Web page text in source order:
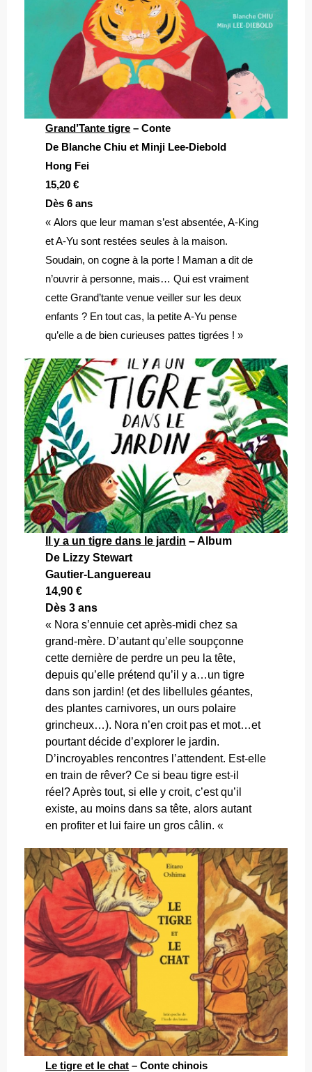
Grand’Tante tigre – Conte
De Blanche Chiu et Minji Lee-Diebold
Hong Fei
15,20 €
Dès 6 ans
« Alors que leur maman s’est absentée, A-King
et A-Yu sont restées seules à la maison.
Soudain, on cogne à la porte ! Maman a dit de
n’ouvrir à personne, mais… Qui est vraiment
cette Grand’tante venue veiller sur les deux
enfants ? En tout cas, la petite A-Yu pense
qu’elle a de bien curieuses pattes tigrées ! »
Il y a un tigre dans le jardin – Album
De Lizzy Stewart
Gautier-Languereau
14,90 €
Dès 3 ans
« Nora s’ennuie cet après-midi chez sa
grand-mère. D’autant qu’elle soupçonne
cette dernière de perdre un peu la tête,
depuis qu’elle prétend qu’il y a…un tigre
dans son jardin! (et des libellules géantes,
des plantes carnivores, un ours polaire
grincheux…). Nora n’en croit pas et mot…et
pourtant décide d’explorer le jardin.
D’incroyables rencontres l’attendent. Est-elle
en train de rêver? Ce si beau tigre est-il
réel? Après tout, si elle y croit, c’est qu’il
existe, au moins dans sa tête, alors autant
en profiter et lui faire un gros câlin. «
Le tigre et le chat – Conte chinois